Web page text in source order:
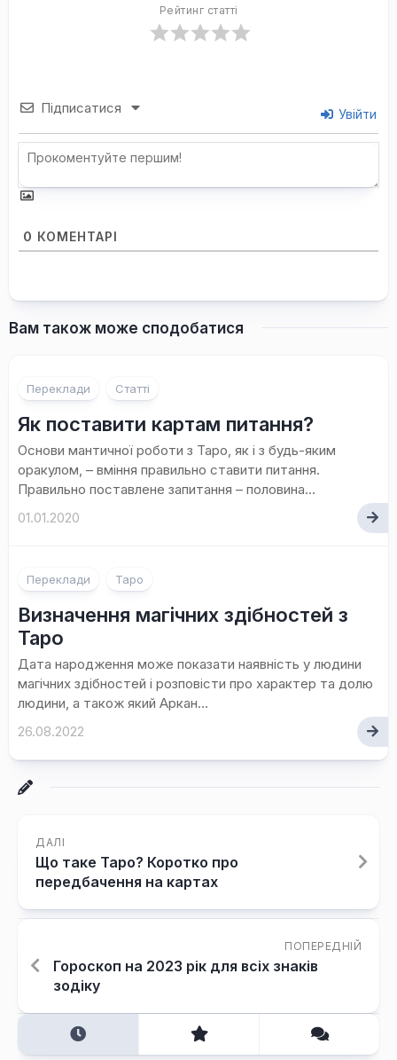
Рейтинг статті
Підписатися Увійти
0 КОМЕНТАРІ
Вам також може сподобатися
Переклади Статті
Як поставити картам питання?
Основи мантичної роботи з Таро, як і з будь-яким
оракулом, – вміння правильно ставити питання.
Правильно поставлене запитання – половина...
01.01.2020
Переклади Таро
Визначення магічних здібностей з
Таро
Дата народження може показати наявність у людини
магічних здібностей і розповісти про характер та долю
людини, а також який Аркан...
26.08.2022
ДАЛІ
Що таке Таро? Коротко про
передбачення на картах
ПОПЕРЕДНІЙ
Гороскоп на 2023 рік для всіх знаків
зодіку